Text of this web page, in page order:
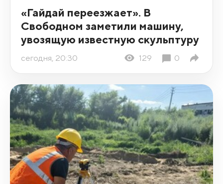
«Гайдай переезжает». В
Свободном заметили машину,
увозящую известную скульптуру
сегодня, 20:30 129 0